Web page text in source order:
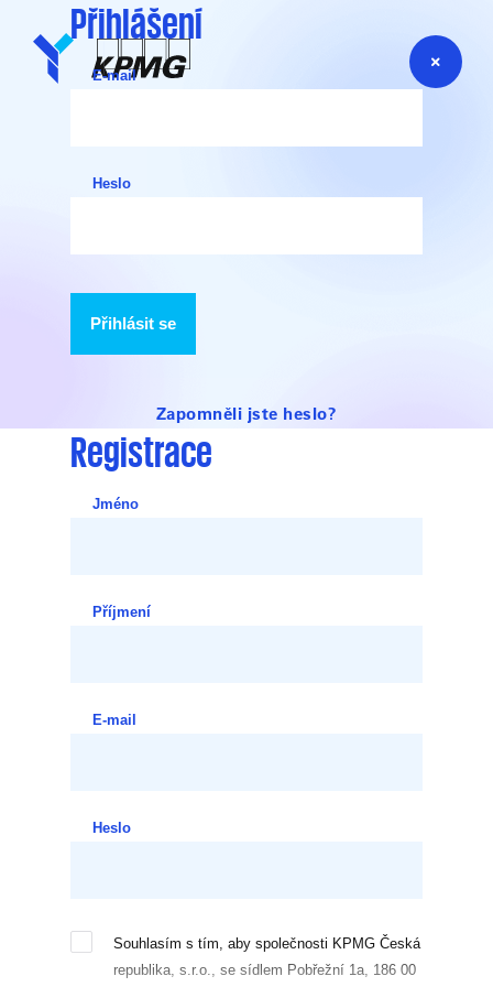
Přihlášení
E-mail
Heslo
Přihlásit se
Zapomněli jste heslo?
Registrace
Jméno
Příjmení
E-mail
Heslo
Souhlasím s tím, aby společnosti KPMG Česká
republika, s.r.o., se sídlem Pobřežní 1a, 186 00